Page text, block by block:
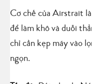
Cơ chế của Airstrait
để làm khô và duỗi
chỉ cần kẹp máy vào
ngọn.